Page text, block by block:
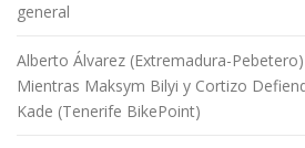
general
Alberto Álvarez (Extremadura-
Mientras Maksym Bilyi y Cortizo
Kade (Tenerife BikePoint)